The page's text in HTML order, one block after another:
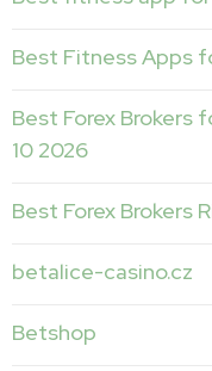
Best Fitness Apps
Best Forex Brokers
10 2026
Best Forex Brokers
betalice-casino.cz
Betshop